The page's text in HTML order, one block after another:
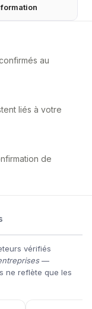
au
liés à votre
de
vérifiés
—
ne reflète que les